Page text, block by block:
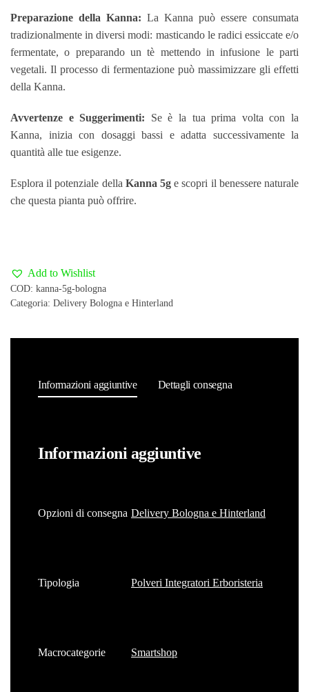
Preparazione della Kanna: La Kanna può essere consumata
tradizionalmente in diversi modi: masticando le radici essiccate e/o
fermentate, o preparando un tè mettendo in infusione le parti
vegetali. Il processo di fermentazione può massimizzare gli effetti
della Kanna.
Avvertenze e Suggerimenti: Se è la tua prima volta con la
Kanna, inizia con dosaggi bassi e adatta successivamente la
quantità alle tue esigenze.
Esplora il potenziale della Kanna 5g e scopri il benessere naturale
che questa pianta può offrire.
Add to Wishlist
COD: kanna-5g-bologna
Categoria: Delivery Bologna e Hinterland
Informazioni aggiuntive Dettagli consegna
Informazioni aggiuntive
Opzioni di consegna Delivery Bologna e Hinterland
Tipologia Polveri Integratori Erboristeria
Macrocategorie Smartshop